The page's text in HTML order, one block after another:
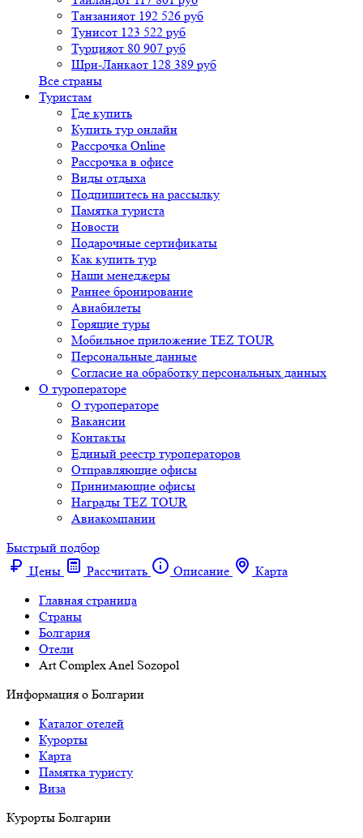
Танзанияот 192 526 руб
Тунисот 123 522 руб
Турцияот 80 907 руб
Шри-Ланкаот 128 389 руб
Все страны
Туристам
Где купить
Купить тур онлайн
Рассрочка Online
Рассрочка в офисе
Виды отдыха
Подпишитесь на рассылку
Памятка туриста
Новости
Подарочные сертификаты
Как купить тур
Наши менеджеры
Раннее бронирование
Авиабилеты
Горящие туры
Мобильное приложение TEZ TOUR
Персональные данные
Согласие на обработку персональных данных
О туроператоре
О туроператоре
Вакансии
Контакты
Единый реестр туроператоров
Отправляющие офисы
Принимающие офисы
Награды TEZ TOUR
Авиакомпании
Быстрый подбор
Цены
Рассчитать Описание
Карта
Главная страница
Cтраны
Болгария
Отели
Art Complex Anel Sozopol
Информация о Болгарии
Каталог отелей
Курорты
Карта
Памятка туристу
Виза
Курорты Болгарии